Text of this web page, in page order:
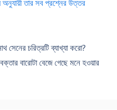
অনুযায়ী তার সব প্রশ্নের উত্তর
সেনের চরিত্রটি ব্যাখ্যা করো?
বারোটা বেজে গেছে মনে হওয়ার